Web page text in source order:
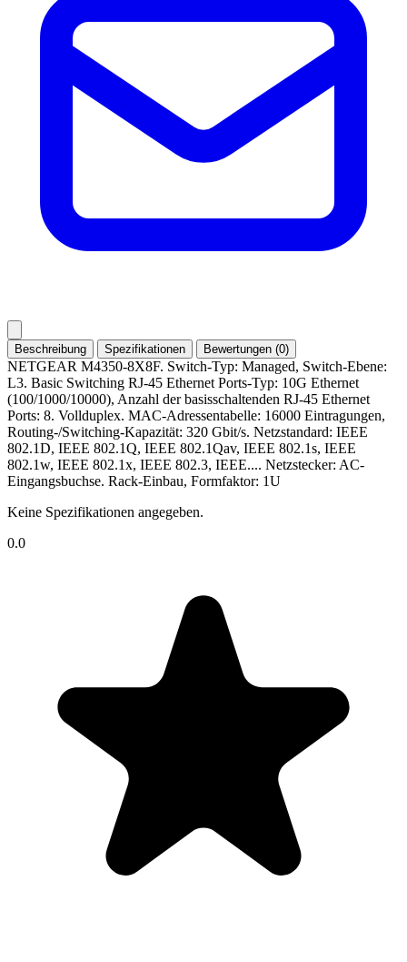
Beschreibung Spezifikationen Bewertungen (0)
NETGEAR M4350-8X8F. Switch-Typ: Managed, Switch-Ebene:
L3. Basic Switching RJ-45 Ethernet Ports-Typ: 10G Ethernet
(100/1000/10000), Anzahl der basisschaltenden RJ-45 Ethernet
Ports: 8. Vollduplex. MAC-Adressentabelle: 16000 Eintragungen,
Routing-/Switching-Kapazität: 320 Gbit/s. Netzstandard: IEEE
802.1D, IEEE 802.1Q, IEEE 802.1Qav, IEEE 802.1s, IEEE
802.1w, IEEE 802.1x, IEEE 802.3, IEEE.... Netzstecker: AC-
Eingangsbuchse. Rack-Einbau, Formfaktor: 1U
Keine Spezifikationen angegeben.
0.0